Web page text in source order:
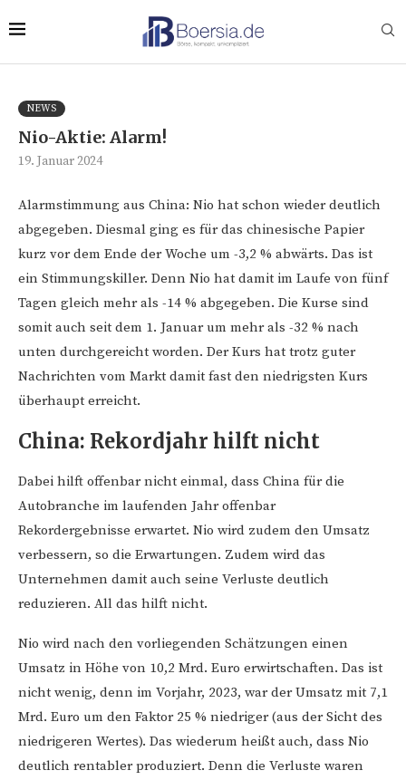
NEWS
Nio-Aktie: Alarm!
19. Januar 2024
Alarmstimmung aus China: Nio hat schon wieder deutlich
abgegeben. Diesmal ging es für das chinesische Papier
kurz vor dem Ende der Woche um -3,2 % abwärts. Das ist
ein Stimmungskiller. Denn Nio hat damit im Laufe von fünf
Tagen gleich mehr als -14 % abgegeben. Die Kurse sind
somit auch seit dem 1. Januar um mehr als -32 % nach
unten durchgereicht worden. Der Kurs hat trotz guter
Nachrichten vom Markt damit fast den niedrigsten Kurs
überhaupt erreicht.
China: Rekordjahr hilft nicht
Dabei hilft offenbar nicht einmal, dass China für die
Autobranche im laufenden Jahr offenbar
Rekordergebnisse erwartet. Nio wird zudem den Umsatz
verbessern, so die Erwartungen. Zudem wird das
Unternehmen damit auch seine Verluste deutlich
reduzieren. All das hilft nicht.
Nio wird nach den vorliegenden Schätzungen einen
Umsatz in Höhe von 10,2 Mrd. Euro erwirtschaften. Das ist
nicht wenig, denn im Vorjahr, 2023, war der Umsatz mit 7,1
Mrd. Euro um den Faktor 25 % niedriger (aus der Sicht des
niedrigeren Wertes). Das wiederum heißt auch, dass Nio
deutlich rentabler produziert. Denn die Verluste waren